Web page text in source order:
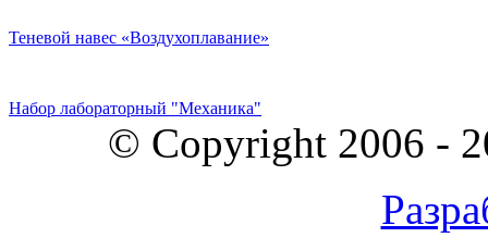
Теневой навес «Воздухоплавание»
Набор лабораторный "Механика"
© Copyright 2006 -